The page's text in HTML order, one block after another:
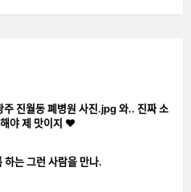
진월동 폐병원 사진.jpg 와.. 진짜 소
제 맛이지 ❤️
그런 사람을 만나.